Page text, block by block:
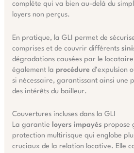
complète qui va bien au-delà du
loyers non perçus.
En pratique, la GLI permet de
comprises et de couvrir différents
dégradations causées par le
également la procédure d’expulsion
si nécessaire, garantissant ainsi une
des intérêts du bailleur.
Couvertures incluses dans la GLI
La garantie loyers impayés propose
protection multirisque qui englobe
cruciaux de la relation locative. Elle